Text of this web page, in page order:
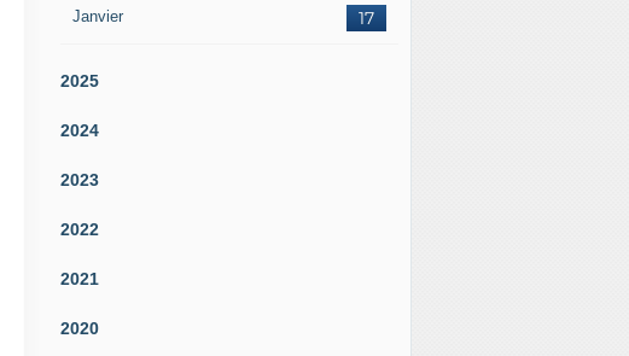
Janvier 17
2025
2024
2023
2022
2021
2020